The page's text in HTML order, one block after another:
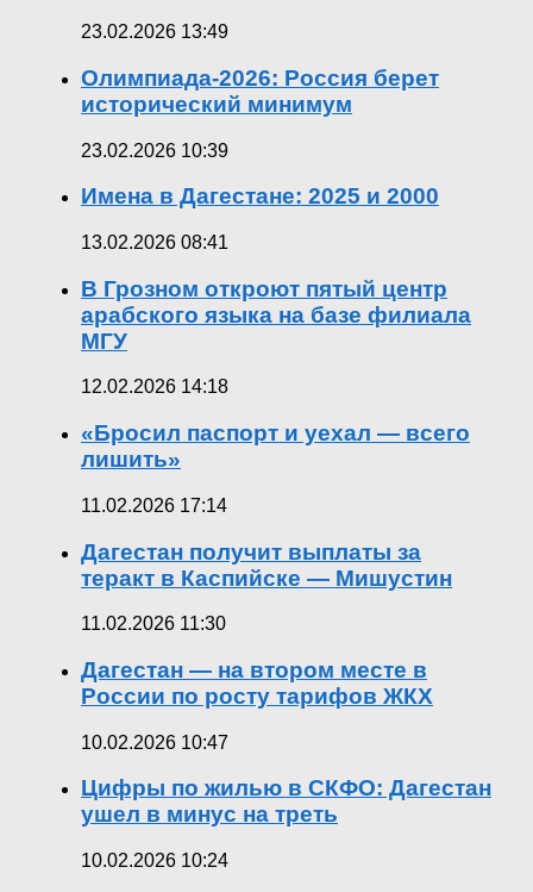
23.02.2026 13:49
Олимпиада-2026: Россия берет
исторический минимум
23.02.2026 10:39
Имена в Дагестане: 2025 и 2000
13.02.2026 08:41
В Грозном откроют пятый центр
арабского языка на базе филиала
МГУ
12.02.2026 14:18
«Бросил паспорт и уехал — всего
лишить»
11.02.2026 17:14
Дагестан получит выплаты за
теракт в Каспийске — Мишустин
11.02.2026 11:30
Дагестан — на втором месте в
России по росту тарифов ЖКХ
10.02.2026 10:47
Цифры по жилью в СКФО: Дагестан
ушел в минус на треть
10.02.2026 10:24